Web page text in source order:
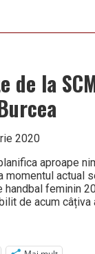
de la
2020
aproape
momentul actual
handbal feminin
de acum